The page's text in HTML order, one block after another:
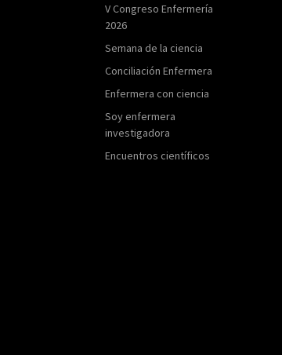
V Congreso Enfermería
2026
Semana de la ciencia
Conciliación Enfermera
Enfermera con ciencia
Soy enfermera
investigadora
Encuentros científicos